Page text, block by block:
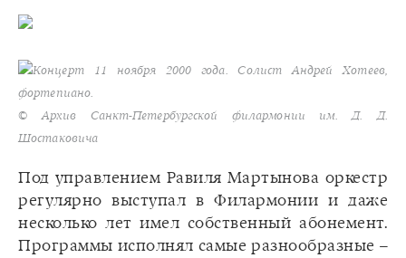
Концерт 11 ноября 2000 года. Солист Андрей Хотеев,
фортепиано.
© Архив Санкт-Петербургской филармонии им. Д. Д.
Шостаковича
Под управлением Равиля Мартынова оркестр
регулярно выступал в Филармонии и даже
несколько лет имел собственный абонемент.
Программы исполнял самые разнообразные –